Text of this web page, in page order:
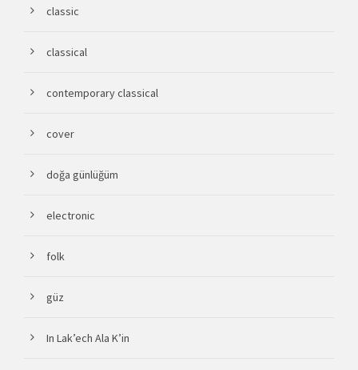
classic
classical
contemporary classical
cover
doğa günlüğüm
electronic
folk
güz
In Lak’ech Ala K’in